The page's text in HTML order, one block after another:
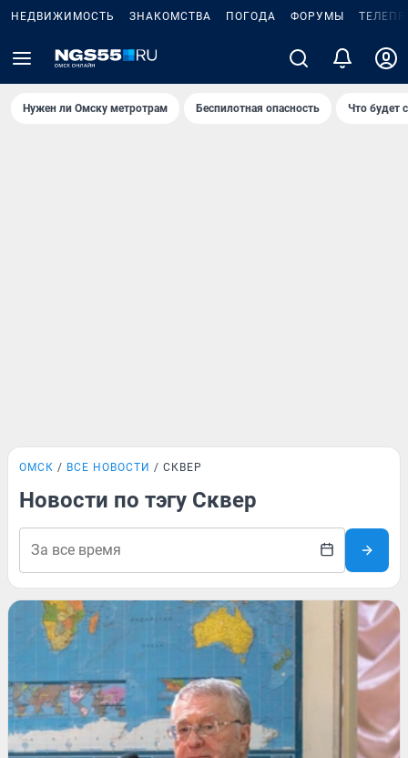
НЕДВИЖИМОСТЬ ЗНАКОМСТВА ПОГОДА ФОРУМЫ
Нужен ли Омску метротрам Беспилотная опасность Что будет
ОМСК ВСЕ НОВОСТИ СКВЕР
Новости по тэгу Сквер